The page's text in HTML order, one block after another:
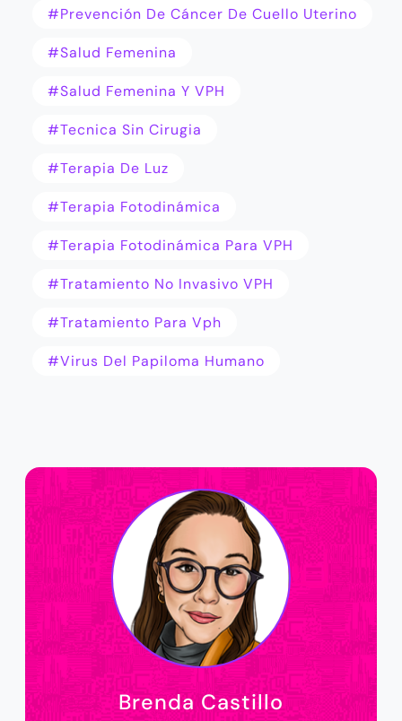
#Prevención De Cáncer De Cuello Uterino
#Salud Femenina
#Salud Femenina Y VPH
#tecnica Sin Cirugia
#Terapia De Luz
#terapia Fotodinámica
#Terapia Fotodinámica Para VPH
#Tratamiento No Invasivo VPH
#tratamiento Para Vph
#virus Del Papiloma Humano
Brenda Castillo